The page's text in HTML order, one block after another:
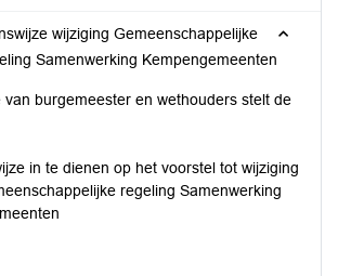
wijziging Gemeenschappelijke
Samenwerking Kempengemeenten
van burgemeester en wethouders stelt de
in te dienen op het voorstel tot wijziging
regeling Samenwerking